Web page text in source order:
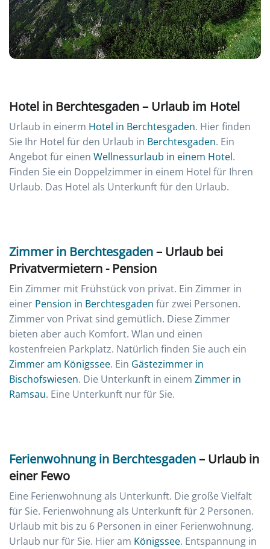
Hotel in Berchtesgaden – Urlaub im Hotel
Urlaub in einerm Hotel in Berchtesgaden. Hier finden
Sie Ihr Hotel für den Urlaub in Berchtesgaden. Ein
Angebot für einen Wellnessurlaub in einem Hotel.
Finden Sie ein Doppelzimmer in einem Hotel für Ihren
Urlaub. Das Hotel als Unterkunft für den Urlaub.
Zimmer in Berchtesgaden– Urlaub bei
Privatvermietern - Pension
Ein Zimmer mit Frühstück von privat. Ein Zimmer in
einer Pension in Berchtesgaden für zwei Personen.
Zimmer von Privat sind gemütlich. Diese Zimmer
bieten aber auch Komfort. Wlan und einen
kostenfreien Parkplatz. Natürlich finden Sie auch ein
Zimmer am Königssee. Ein Gästezimmer in
Bischofswiesen. Die Unterkunft in einem Zimmer in
Ramsau. Eine Unterkunft nur für Sie.
Ferienwohnung in Berchtesgaden– Urlaub in
einer Fewo
Eine Ferienwohnung als Unterkunft. Die große Vielfalt
für Sie. Ferienwohnung als Unterkunft für 2 Personen.
Urlaub mit bis zu 6 Personen in einer Ferienwohnung.
Urlaub nur für Sie. Hier am Königssee. Entspannung in